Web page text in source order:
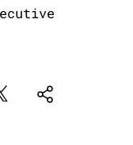
Natives